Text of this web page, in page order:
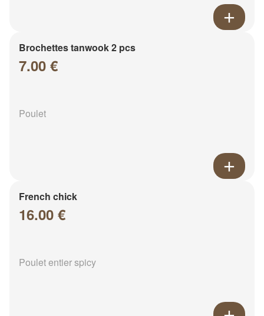
Brochettes tanwook 2 pcs
7.00 €
Poulet
French chick
16.00 €
Poulet entier spicy